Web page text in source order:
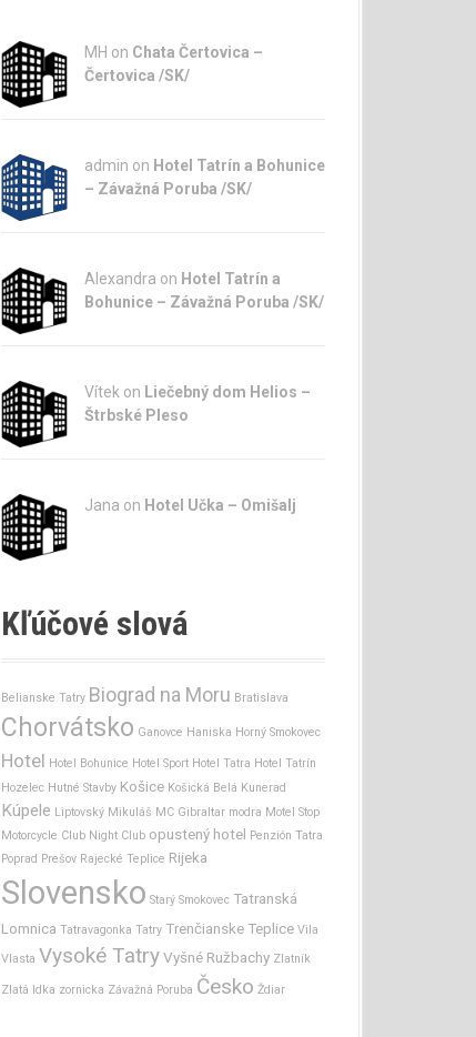
MH on Chata Čertovica –
Čertovica /SK/
admin on Hotel Tatrín a Bohunice
– Závažná Poruba /SK/
Alexandra on Hotel Tatrín a
Bohunice – Závažná Poruba /SK/
Vítek on Liečebný dom Helios –
Štrbské Pleso
Jana on Hotel Učka – Omišalj
Kľúčové slová
Belianske Tatry Biograd na Moru Bratislava
Chorvátsko Ganovce Haniska Horný Smokovec
Hotel Hotel Bohunice Hotel Sport Hotel Tatra Hotel Tatrín
Hozelec Hutné Stavby Košice Košická Belá Kunerad
Kúpele Liptovský Mikuláš MC Gibraltar modra Motel Stop
Motorcycle Club Night Club opustený hotel Penzión Tatra
Poprad Prešov Rajecké Teplice Rijeka
Slovensko Starý Smokovec Tatranská
Lomnica Tatravagonka Tatry Trenčianske Teplice Vila
Vlasta Vysoké Tatry Vyšné Ružbachy Zlatník
Zlatá Idka zornicka Závažná Poruba Česko Ždiar